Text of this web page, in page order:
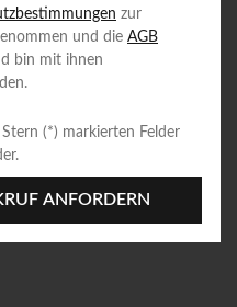
zur
und die AGB
bin mit ihnen
Stern (*) markierten Felder
ANFORDERN